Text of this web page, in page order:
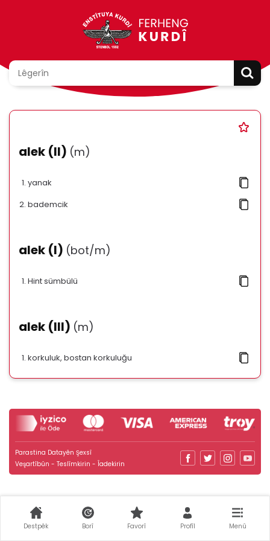
alek (II) (m)
yanak
bademcik
alek (I) (bot/m)
Hint sümbülü
alek (III) (m)
korkuluk, bostan korkuluğu
Parastina Datayên Şexsî
Veşartîbûn - Teslîmkirin - Îadekirin
Destpêk Borî Favorî Profîl Menû